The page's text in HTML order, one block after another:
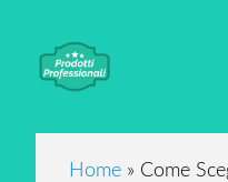
main
primary
footer
Home » Come